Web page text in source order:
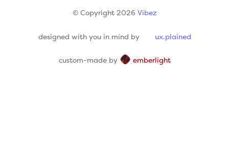
© Copyright 2026 Vibez
designed with you in mind by ux.plained
custom-made by emberlight